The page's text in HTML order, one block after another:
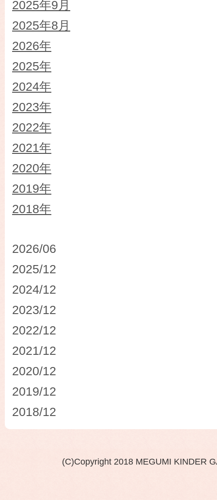
2025年9月
2025年8月
2026年
2025年
2024年
2023年
2022年
2021年
2020年
2019年
2018年
2026/06
2025/12
2024/12
2023/12
2022/12
2021/12
2020/12
2019/12
2018/12
(C)Copyright 2018 MEGUMI KINDER